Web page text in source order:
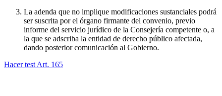
La adenda que no implique modificaciones sustanciales podrá
ser suscrita por el órgano firmante del convenio, previo
informe del servicio jurídico de la Consejería competente o, a
la que se adscriba la entidad de derecho público afectada,
dando posterior comunicación al Gobierno.
Hacer test Art. 165